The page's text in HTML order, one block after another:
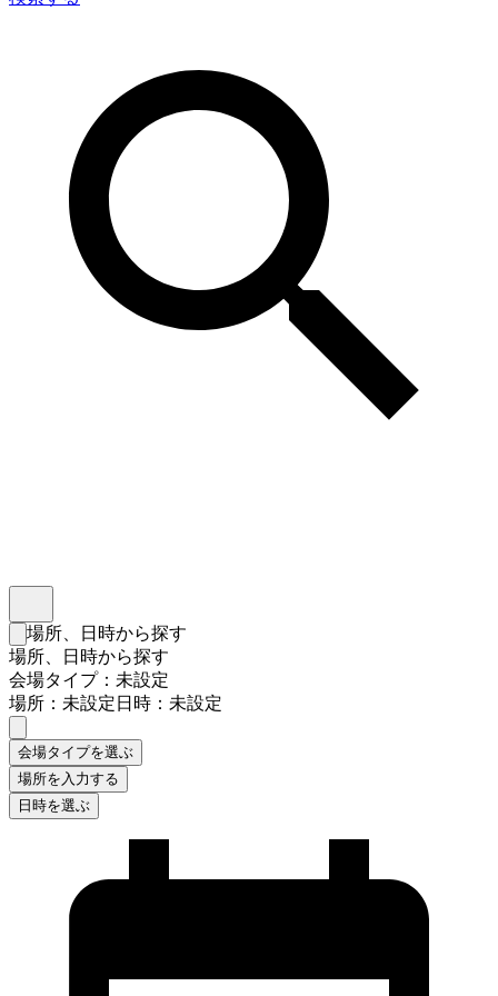
検索フォームを閉じる
場所、日時から探す
場所、日時から探す
会場タイプ：未設定
場所：未設定日時：未設定
会場タイプを選ぶ
場所を入力する
日時を選ぶ